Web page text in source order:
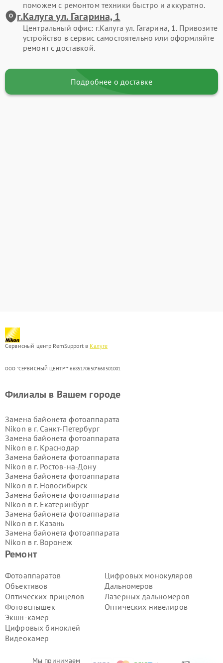
поможем с ремонтом техники быстро и аккуратно.
г.Калуга ул. Гагарина, 1
Центральный офис: г.Калуга ул. Гагарина, 1. Привозите
устройство в сервис самостоятельно или оформляйте
ремонт с доставкой.
Подробнее о доставке
Сервисный центр RemSupport в Калуге
ООО "СЕРВИСНЫЙ ЦЕНТР"* 6685170650*668501001
Мы принимаем
Ремонт
Фотоаппаратов
Объективов
Оптических прицелов
Фотовспышек
Экшн-камер
Цифровых биноклей
Видеокамер
Цифровых монокуляров
Дальномеров
Лазерных дальномеров
Оптических нивелиров
Филиалы в Вашем городе
Замена байонета фотоаппарата
Nikon в г. Санкт-Петербург
Замена байонета фотоаппарата
Nikon в г. Краснодар
Замена байонета фотоаппарата
Nikon в г. Ростов-на-Дону
Замена байонета фотоаппарата
Nikon в г. Новосибирск
Замена байонета фотоаппарата
Nikon в г. Екатеринбург
Замена байонета фотоаппарата
Nikon в г. Казань
Замена байонета фотоаппарата
Nikon в г. Воронеж
Замена байонета фотоаппарата
Замена байонета фотоаппарата
Nikon в г.Самара
Замена байонета фотоаппарата
Nikon в г.Пермь
Замена байонета фотоаппарата
Nikon в г.Красноярск
Замена байонета фотоаппарата
Nikon в г.Ижевск
Nikon в г.